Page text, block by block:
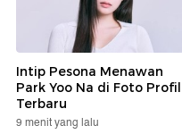
Intip Pesona Menawan
Park Yoo Na di Foto Profil
Terbaru
9 menit yang lalu